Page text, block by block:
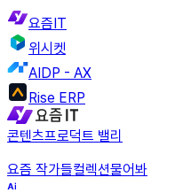
요즘IT
위시켓
AIDP - AX
Rise ERP
콘텐츠프로덕트 밸리
요즘 작가들컬렉션물어봐